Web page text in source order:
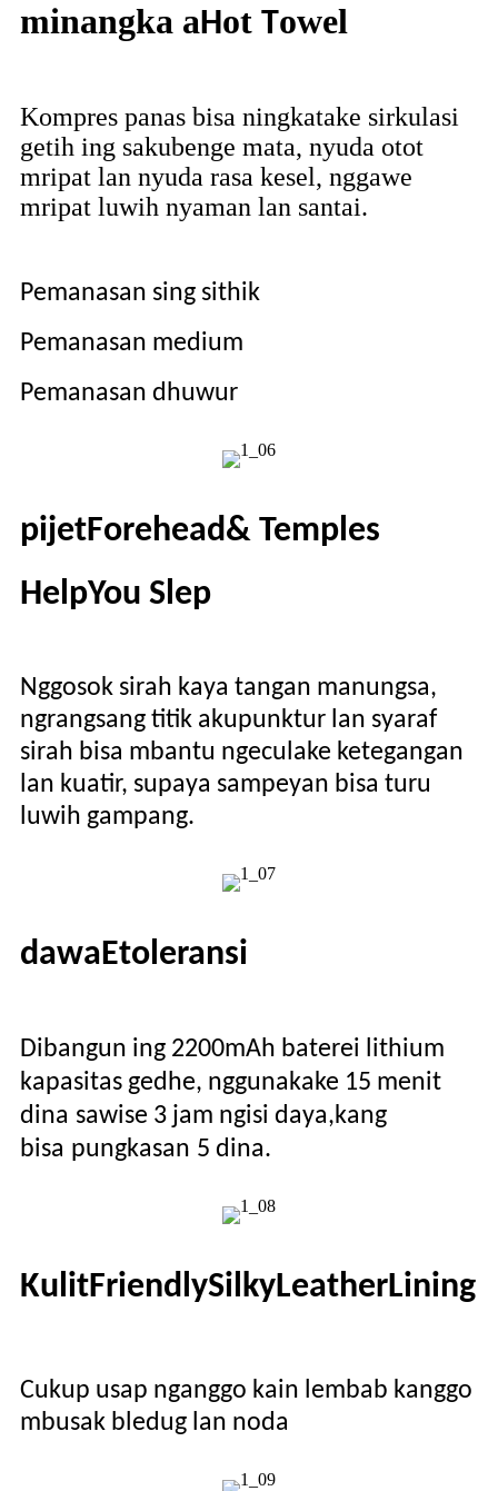
minangka aHot Towel
Kompres panas bisa ningkatake sirkulasi
getih ing sakubenge mata, nyuda otot
mripat lan nyuda rasa kesel, nggawe
mripat luwih nyaman lan santai.
Pemanasan sing sithik
Pemanasan medium
Pemanasan dhuwur
pijetForehead& Temples
HelpYou Slep
Nggosok sirah kaya tangan manungsa,
ngrangsang titik akupunktur lan syaraf
sirah bisa mbantu ngeculake ketegangan
lan kuatir, supaya sampeyan bisa turu
luwih gampang.
dawaEtoleransi
Dibangun ing 2200mAh baterei lithium
kapasitas gedhe, nggunakake 15 menit
dina sawise 3 jam ngisi daya,kang
bisa pungkasan 5 dina.
KulitFriendlySilkyLeatherLining
Cukup usap nganggo kain lembab kanggo
mbusak bledug lan noda